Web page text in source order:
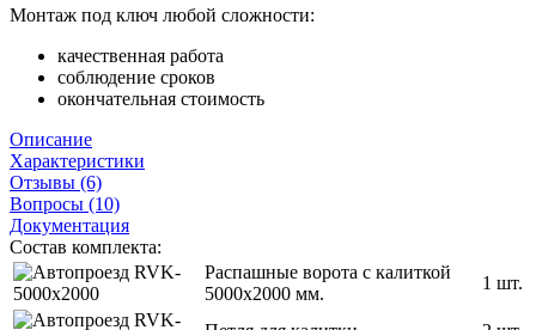
Монтаж под ключ любой сложности:
качественная работа
соблюдение сроков
окончательная стоимость
Описание
Характеристики
Отзывы (6)
Вопросы (10)
Документация
Состав комплекта:
Распашные ворота с калиткой
5000x2000 мм.
1 шт.